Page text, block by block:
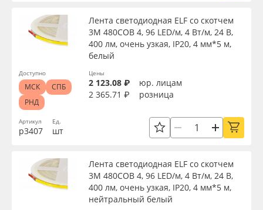
Артикул
р3407
Лента светодиодная ELF со скотчем
3М 480COB 4, 96 LED/м, 4 Вт/м, 24 В,
400 лм, очень узкая, IP20, 4 мм*5 м,
белый
Ед.
шт
Цены
2 123.08 ₽
юр. лицам
2 365.71 ₽
розница
Доступно
МСК
СПБ
РНД
Лента светодиодная ELF со скотчем
3М 480COB 4, 96 LED/м, 4 Вт/м, 24 В,
400 лм, очень узкая, IP20, 4 мм*5 м,
нейтральный белый